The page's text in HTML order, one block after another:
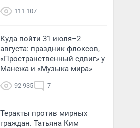
111 107
Куда пойти 31 июля–2
августа: праздник флоксов,
«Пространственный сдвиг» у
Манежа и «Музыка мира»
92 935 7
Теракты против мирных
граждан. Татьяна Ким